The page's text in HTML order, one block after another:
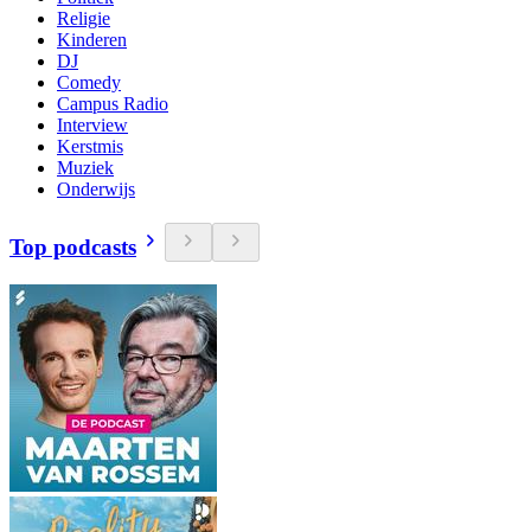
Religie
Kinderen
DJ
Comedy
Campus Radio
Interview
Kerstmis
Muziek
Onderwijs
Top podcasts